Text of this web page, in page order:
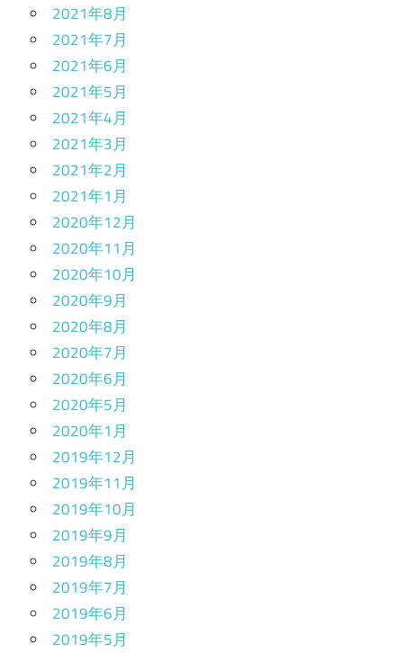
2021年8月
2021年7月
2021年6月
2021年5月
2021年4月
2021年3月
2021年2月
2021年1月
2020年12月
2020年11月
2020年10月
2020年9月
2020年8月
2020年7月
2020年6月
2020年5月
2020年1月
2019年12月
2019年11月
2019年10月
2019年9月
2019年8月
2019年7月
2019年6月
2019年5月